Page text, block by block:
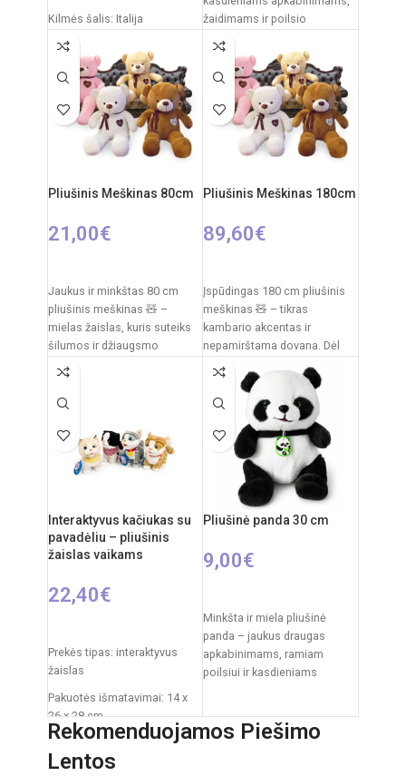
Kilmės šalis: Italija
Pakuotės išmatavimai: 31 x
20 x 11 cm
Rekomenduojamas amžius:
nuo 0 mėnesių
žaidimams ir poilsio
dizainas su dekoratyviniu
kaspinėliu suteikia
Pliušinis Meškinas 80cm
21,00€
Jaukus ir minkštas 80 cm
pliušinis meškinas 🧸 –
mielas žaislas, kuris suteiks
šilumos ir džiaugsmo
pliušas,
Pliušinis Meškinas 180cm
89,60€
Įspūdingas 180 cm pliušinis
meškinas 🧸 – tikras
kambario akcentas ir
nepamirštama dovana. Dėl
Interaktyvus kačiukas su
pavadėliu – pliušinis
žaislas vaikams
22,40€
Prekės tipas: interaktyvus
žaislas
Pakuotės išmatavimai: 14 x
26 x 28 cm
Žaislo išmatavimai: 27 × 12 ×
27 cm
Pliušinė panda 30 cm
9,00€
Minkšta ir miela pliušinė
panda – jaukus draugas
apkabinimams, ramiam
poilsiui ir kasdieniams
švelnus
Rekomenduojamos Piešimo
Lentos